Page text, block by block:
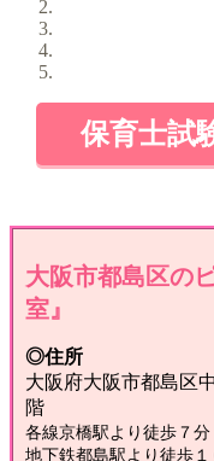
保育士試
大阪市都島区の
室』
◎住所
大阪府大阪市都島区
階
各線京橋駅より徒歩７分
地下鉄都島駅より徒歩１